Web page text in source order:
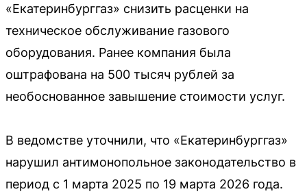
«Екатеринбурггаз» снизить расценки на
техническое обслуживание газового
оборудования. Ранее компания была
оштрафована на 500 тысяч рублей за
необоснованное завышение стоимости услуг.
В ведомстве уточнили, что «Екатеринбурггаз»
нарушил антимонопольное законодательство в
период с 1 марта 2025 по 19 марта 2026 года.